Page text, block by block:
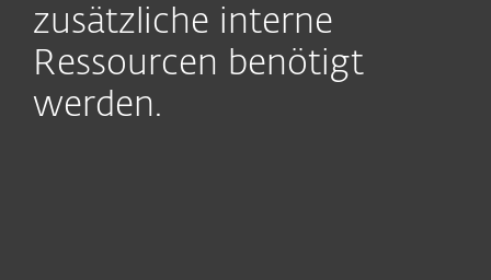
zusätzliche interne
Ressourcen benötigt
werden.